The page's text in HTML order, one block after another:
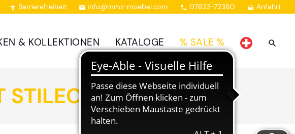
 Barrierefreiheit  info@mmz-moebel.com  07623-72360  Anfahrt
& KOLLEKTIONEN KATALOGE % SALE %
STILECHT